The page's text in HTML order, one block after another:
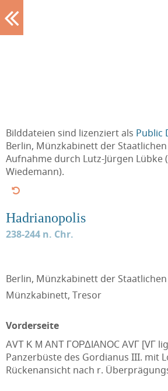
Bilddateien sind lizenziert als Public
Berlin, Münzkabinett der Staatlichen
Aufnahme durch Lutz-Jürgen Lübke
Wiedemann).
Hadrianopolis
238-244 n. Chr.
Berlin, Münzkabinett der
Münzkabinett, Tresor
Vorderseite
ΑVΤ Κ Μ ΑΝΤ ΓΟΡΔΙΑΝΟC ΑVΓ [VΓ
Panzerbüste des Gordianus III. mit
Rückenansicht nach r.